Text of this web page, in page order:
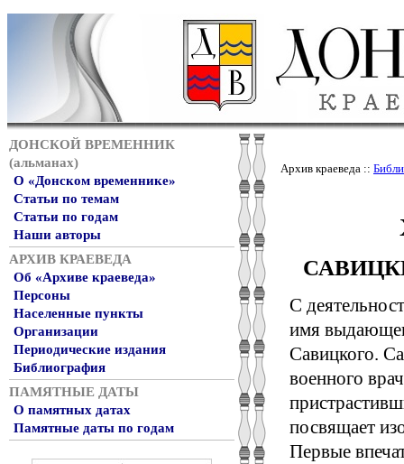
ДОНСКОЙ ВРЕМЕННИК
(альманах)
О «Донском временнике»
Статьи по темам
Статьи по годам
Наши авторы
АРХИВ КРАЕВЕДА
Об «Архиве краеведа»
Персоны
Населенные пункты
Организации
Периодические издания
Библиография
ПАМЯТНЫЕ ДАТЫ
О памятных датах
Памятные даты по годам
Архив краеведа ::
С
имя
Савицкого.
военного
посвящает
Первые